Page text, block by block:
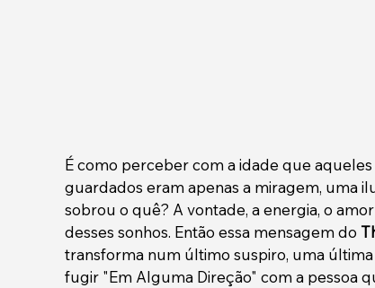
É como perceber com a idade que
guardados eram apenas a miragem, uma
sobrou o quê? A vontade, a energia, o
desses sonhos. Então essa mensagem do
transforma num último suspiro, uma
fugir "Em Alguma Direção" com a pessoa